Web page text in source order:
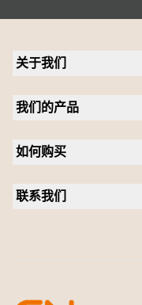
关于我们
人才招聘
新闻稿
案例研究
我们的产品
全向麦
个人摄像头
软件
如何购买
联系我们
开发者计划